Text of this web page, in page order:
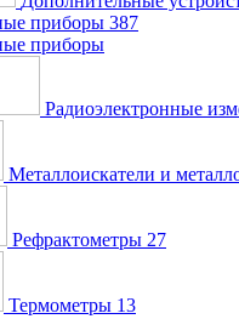
приборы 387
приборы
Радиоэлектронные
Металлоискатели и
Рефрактометры 27
Термометры 13